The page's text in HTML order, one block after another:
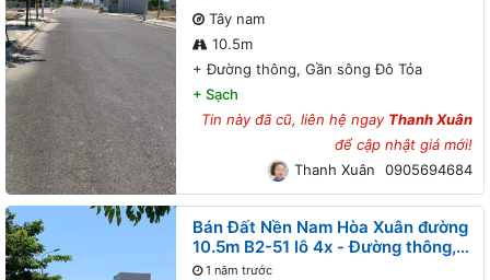
Tây nam
10.5m
+Đường thông, Gần sông Đô Tỏa
+ Sạch
Tin này đã cũ, liên hệ ngay Thanh Xuân
để cập nhật giá mới!
Thanh Xuân
0905694684
Bán Đất Nền Nam Hòa Xuân đường
10.5m B2-51 lô 4x - Đường thông,
Gần sông Đô Tỏa
1 năm trước